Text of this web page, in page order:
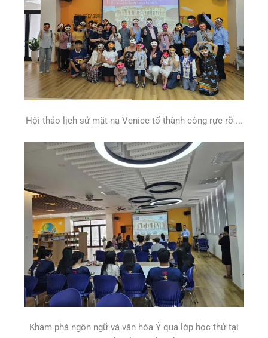
Hội thảo lịch sử mặt nạ Venice tổ thành công rực rỡ ...
Khám phá ngôn ngữ và văn hóa Ý qua lớp học thử tại